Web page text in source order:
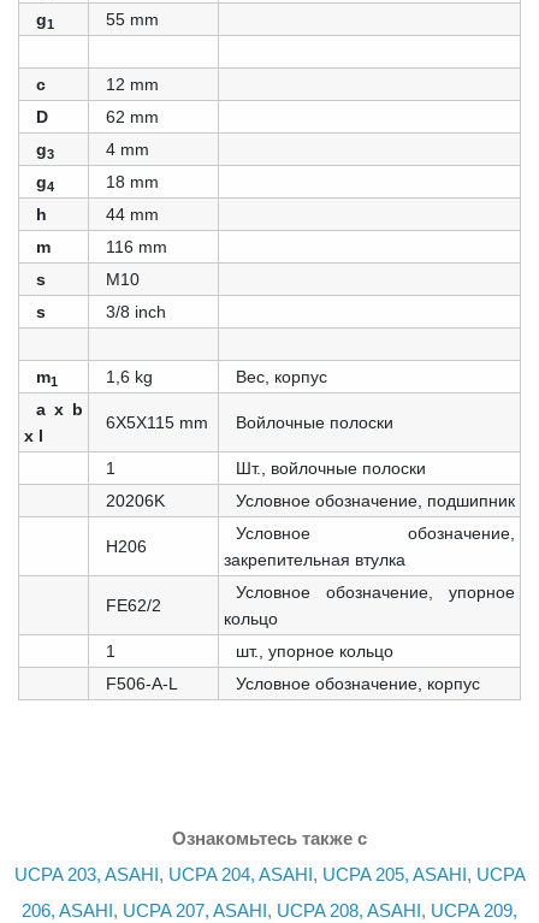
g1 55 mm
c
12 mm
D
62 mm
g3
4 mm
g4
18 mm
h
44 mm
m
116 mm
s
M10
s
3/8 inch
m1 1,6 kg
Вес, корпус
a x b
x l
6X5X115 mm Войлочные полоски
1
Шт., войлочные полоски
20206K
Условное обозначение, подшипник
H206
Условное обозначение,
закрепительная втулка
FE62/2
Условное обозначение, упорное
кольцо
1
шт., упорное кольцо
F506-A-L
Условное обозначение, корпус
Ознакомьтесь также с
UCPA 203, ASAHI, UCPA 204, ASAHI, UCPA 205, ASAHI, UCPA
206, ASAHI, UCPA 207, ASAHI, UCPA 208, ASAHI, UCPA 209,